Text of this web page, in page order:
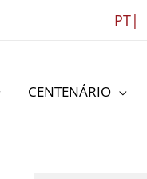
PT|
CENTENÁRIO